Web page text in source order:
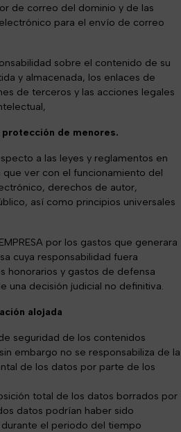
de correo del dominio y de las
para el envío de correo
sobre el contenido de su
y almacenada, los enlaces de
de terceros y las acciones legales
de menores.
a las leyes y reglamentos en
ver con el funcionamiento del
derechos de autor,
así como principios universales
por los gastos que generara
cuya responsabilidad fuera
honorarios y gastos de defensa
una decisión judicial no definitiva.
alojada
seguridad de los contenidos
embargo no se responsabiliza de la
de los datos por parte de los
total de los datos borrados por
datos podrían haber sido
el periodo del tiempo